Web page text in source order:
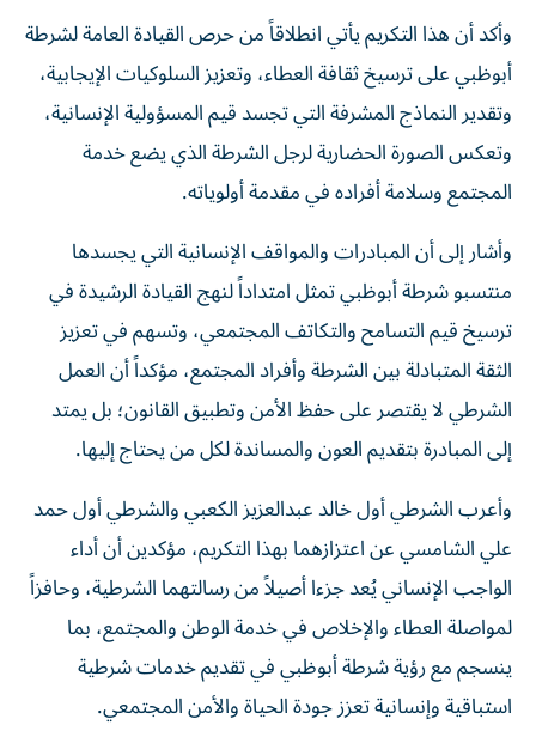
وأكد أن هذا التكريم يأتي انطلاقاً من حرص القيادة العامة لشرطة
أبوظبي على ترسيخ ثقافة العطاء، وتعزيز السلوكيات الإيجابية،
وتقدير النماذج المشرفة التي تجسد قيم المسؤولية الإنسانية،
وتعكس الصورة الحضارية لرجل الشرطة الذي يضع خدمة
المجتمع وسلامة أفراده في مقدمة أولوياته.
وأشار إلى أن المبادرات والمواقف الإنسانية التي يجسدها
منتسبو شرطة أبوظبي تمثل امتداداً لنهج القيادة الرشيدة في
ترسيخ قيم التسامح والتكاتف المجتمعي، وتسهم في تعزيز
الثقة المتبادلة بين الشرطة وأفراد المجتمع، مؤكداً أن العمل
الشرطي لا يقتصر على حفظ الأمن وتطبيق القانون؛ بل يمتد
إلى المبادرة بتقديم العون والمساندة لكل من يحتاج إليها.
وأعرب الشرطي أول خالد عبدالعزيز الكعبي والشرطي أول حمد
علي الشامسي عن اعتزازهما بهذا التكريم، مؤكدين أن أداء
الواجب الإنساني يُعد جزءا أصيلاً من رسالتهما الشرطية، وحافزاً
لمواصلة العطاء والإخلاص في خدمة الوطن والمجتمع، بما
ينسجم مع رؤية شرطة أبوظبي في تقديم خدمات شرطية
استباقية وإنسانية تعزز جودة الحياة والأمن المجتمعي.